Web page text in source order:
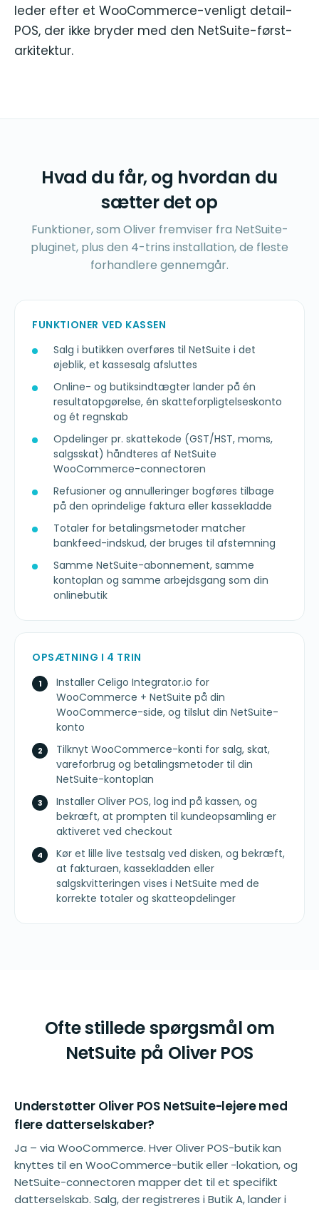
leder efter et WooCommerce-venligt detail-
POS, der ikke bryder med den NetSuite-først-
arkitektur.
Hvad du får, og hvordan du
sætter det op
Funktioner, som Oliver fremviser fra NetSuite-
pluginet, plus den 4-trins installation, de fleste
forhandlere gennemgår.
FUNKTIONER VED KASSEN
Salg i butikken overføres til NetSuite i det
øjeblik, et kassesalg afsluttes
Online- og butiksindtægter lander på én
resultatopgørelse, én skatteforpligtelseskonto
og ét regnskab
Opdelinger pr. skattekode (GST/HST, moms,
salgsskat) håndteres af NetSuite
WooCommerce-connectoren
Refusioner og annulleringer bogføres tilbage
på den oprindelige faktura eller kassekladde
Totaler for betalingsmetoder matcher
bankfeed-indskud, der bruges til afstemning
Samme NetSuite-abonnement, samme
kontoplan og samme arbejdsgang som din
onlinebutik
OPSÆTNING I 4 TRIN
Installer Celigo Integrator.io for
WooCommerce + NetSuite på din
WooCommerce-side, og tilslut din NetSuite-
konto
Tilknyt WooCommerce-konti for salg, skat,
vareforbrug og betalingsmetoder til din
NetSuite-kontoplan
Installer Oliver POS, log ind på kassen, og
bekræft, at prompten til kundeopsamling er
aktiveret ved checkout
Kør et lille live testsalg ved disken, og bekræft,
at fakturaen, kassekladden eller
salgskvitteringen vises i NetSuite med de
korrekte totaler og skatteopdelinger
Ofte stillede spørgsmål om
NetSuite på Oliver POS
Understøtter Oliver POS NetSuite-lejere med
flere datterselskaber?
Ja – via WooCommerce. Hver Oliver POS-butik kan
knyttes til en WooCommerce-butik eller -lokation, og
NetSuite-connectoren mapper det til et specifikt
datterselskab. Salg, der registreres i Butik A, lander i